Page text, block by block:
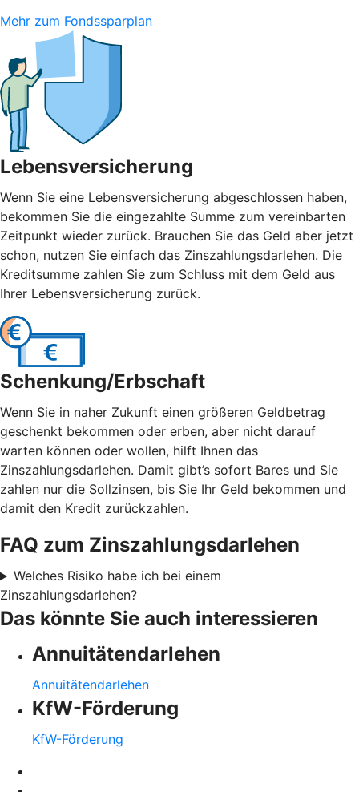
Mehr zum Fondssparplan
Lebensversicherung
Wenn Sie eine Lebensversicherung abgeschlossen haben,
bekommen Sie die eingezahlte Summe zum vereinbarten
Zeitpunkt wieder zurück. Brauchen Sie das Geld aber jetzt
schon, nutzen Sie einfach das Zinszahlungsdarlehen. Die
Kreditsumme zahlen Sie zum Schluss mit dem Geld aus
Ihrer Lebensversicherung zurück.
Schenkung/Erbschaft
Wenn Sie in naher Zukunft einen größeren Geldbetrag
geschenkt bekommen oder erben, aber nicht darauf
warten können oder wollen, hilft Ihnen das
Zinszahlungsdarlehen. Damit gibt’s sofort Bares und Sie
zahlen nur die Sollzinsen, bis Sie Ihr Geld bekommen und
damit den Kredit zurückzahlen.
FAQ zum Zinszahlungsdarlehen
Welches Risiko habe ich bei einem
Zinszahlungsdarlehen?
Das könnte Sie auch interessieren
Annuitätendarlehen
Annuitätendarlehen
KfW-Förderung
KfW-Förderung